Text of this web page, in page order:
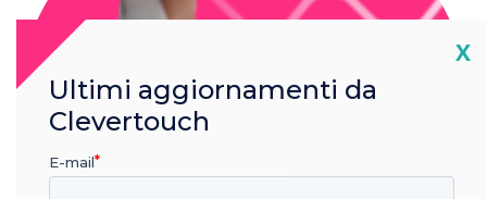
X
Ultimi aggiornamenti da
Clevertouch
E-mail